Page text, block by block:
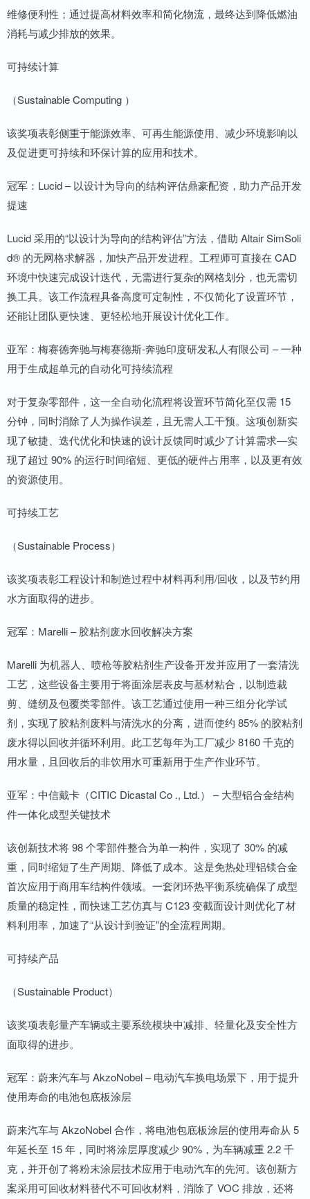
维修便利性；通过提高材料效率和简化物流，最终达到降低燃油
消耗与减少排放的效果。
可持续计算
（Sustainable Computing ）
该奖项表彰侧重于能源效率、可再生能源使用、减少环境影响以
及促进更可持续和环保计算的应用和技术。
冠军：Lucid – 以设计为导向的结构评估鼎豪配资，助力产品开发
提速
Lucid 采用的“以设计为导向的结构评估”方法，借助 Altair SimSoli
d® 的无网格求解器，加快产品开发进程。工程师可直接在 CAD
环境中快速完成设计迭代，无需进行复杂的网格划分，也无需切
换工具。该工作流程具备高度可定制性，不仅简化了设置环节，
还能让团队更快速、更轻松地开展设计优化工作。
亚军：梅赛德奔驰与梅赛德斯-奔驰印度研发私人有限公司 – 一种
用于生成超单元的自动化可持续流程
对于复杂零部件，这一全自动化流程将设置环节简化至仅需 15
分钟，同时消除了人为操作误差，且无需人工干预。这项创新实
现了敏捷、迭代优化和快速的设计反馈同时减少了计算需求—实
现了超过 90% 的运行时间缩短、更低的硬件占用率，以及更有效
的资源使用。
可持续工艺
（Sustainable Process）
该奖项表彰工程设计和制造过程中材料再利用/回收，以及节约用
水方面取得的进步。
冠军：Marelli – 胶粘剂废水回收解决方案
Marelli 为机器人、喷枪等胶粘剂生产设备开发并应用了一套清洗
工艺，这些设备主要用于将面涂层表皮与基材粘合，以制造裁
剪、缝纫及包覆类零部件。该工艺通过使用一种三组分化学试
剂，实现了胶粘剂废料与清洗水的分离，进而使约 85% 的胶粘剂
废水得以回收并循环利用。此工艺每年为工厂减少 8160 千克的
用水量，且回收后的非饮用水可重新用于生产作业环节。
亚军：中信戴卡（CITIC Dicastal Co ., Ltd.） – 大型铝合金结构
件一体化成型关键技术
该创新技术将 98 个零部件整合为单一构件，实现了 30% 的减
重，同时缩短了生产周期、降低了成本。这是免热处理铝镁合金
首次应用于商用车结构件领域。一套闭环热平衡系统确保了成型
质量的稳定性，而快速工艺仿真与 C123 变截面设计则优化了材
料利用率，加速了“从设计到验证”的全流程周期。
可持续产品
（Sustainable Product）
该奖项表彰量产车辆或主要系统模块中减排、轻量化及安全性方
面取得的进步。
冠军：蔚来汽车与 AkzoNobel – 电动汽车换电场景下，用于提升
使用寿命的电池包底板涂层
蔚来汽车与 AkzoNobel 合作，将电池包底板涂层的使用寿命从 5
年延长至 15 年，同时将涂层厚度减少 90%，为车辆减重 2.2 千
克，并开创了将粉末涂层技术应用于电动汽车的先河。该创新方
案采用可回收材料替代不可回收材料，消除了 VOC 排放，还将